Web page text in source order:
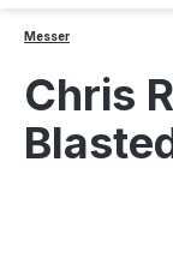
Messer
Chris